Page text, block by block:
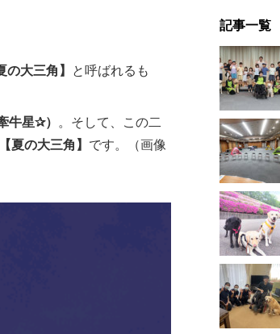
の大三角】 と呼ばれるも
牛星✰） 。そして、この二
【夏の大三角】 です。（画像
記事一覧